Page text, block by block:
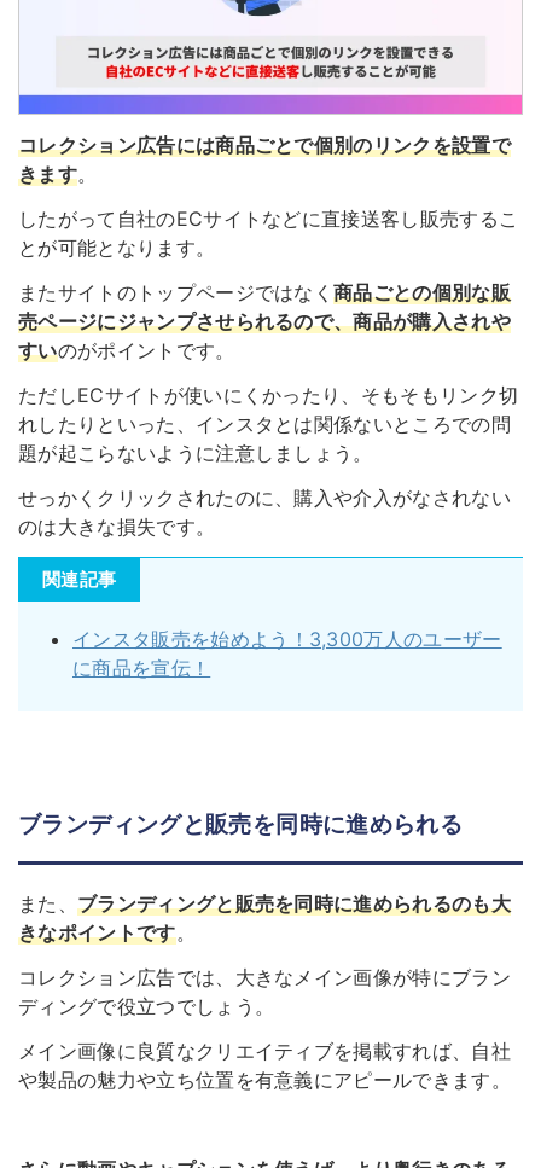
コレクション広告には商品ごとで個別のリンクを設置で
きます。
したがって自社のECサイトなどに直接送客し販売するこ
とが可能となります。
またサイトのトップページではなく商品ごとの個別な販
売ページにジャンプさせられるので、商品が購入されや
すいのがポイントです。
ただしECサイトが使いにくかったり、そもそもリンク切
れしたりといった、インスタとは関係ないところでの問
題が起こらないように注意しましょう。
せっかくクリックされたのに、購入や介入がなされない
のは大きな損失です。
関連記事
インスタ販売を始めよう！3,300万人のユーザー
に商品を宣伝！
ブランディングと販売を同時に進められる
また、 ブランディングと販売を同時に進められるのも大
きなポイントです。
コレクション広告では、大きなメイン画像が特にブラン
ディングで役立つでしょう。
メイン画像に良質なクリエイティブを掲載すれば、自社
や製品の魅力や立ち位置を有意義にアピールできます。